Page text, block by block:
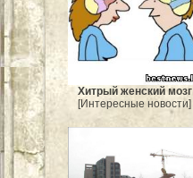
Хитрый женский мозг
[Интересные новости]